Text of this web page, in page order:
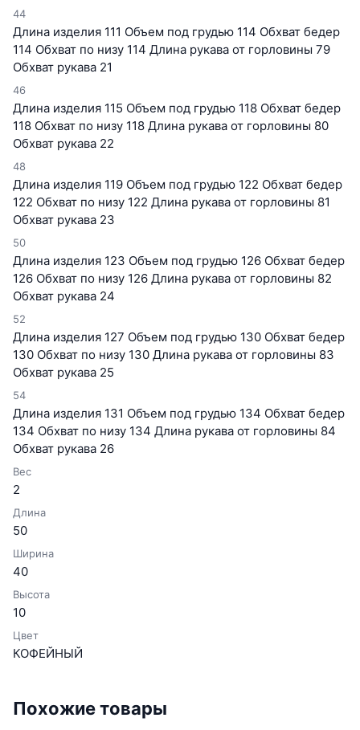
44
Длина изделия 111 Объем под грудью 114 Обхват бедер
114 Обхват по низу 114 Длина рукава от горловины 79
Обхват рукава 21
46
Длина изделия 115 Объем под грудью 118 Обхват бедер
118 Обхват по низу 118 Длина рукава от горловины 80
Обхват рукава 22
48
Длина изделия 119 Объем под грудью 122 Обхват бедер
122 Обхват по низу 122 Длина рукава от горловины 81
Обхват рукава 23
50
Длина изделия 123 Объем под грудью 126 Обхват бедер
126 Обхват по низу 126 Длина рукава от горловины 82
Обхват рукава 24
52
Длина изделия 127 Объем под грудью 130 Обхват бедер
130 Обхват по низу 130 Длина рукава от горловины 83
Обхват рукава 25
54
Длина изделия 131 Объем под грудью 134 Обхват бедер
134 Обхват по низу 134 Длина рукава от горловины 84
Обхват рукава 26
Вес
2
Длина
50
Ширина
40
Высота
10
Цвет
КОФЕЙНЫЙ
Похожие товары